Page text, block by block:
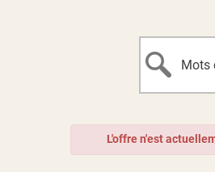
L'offre n'est